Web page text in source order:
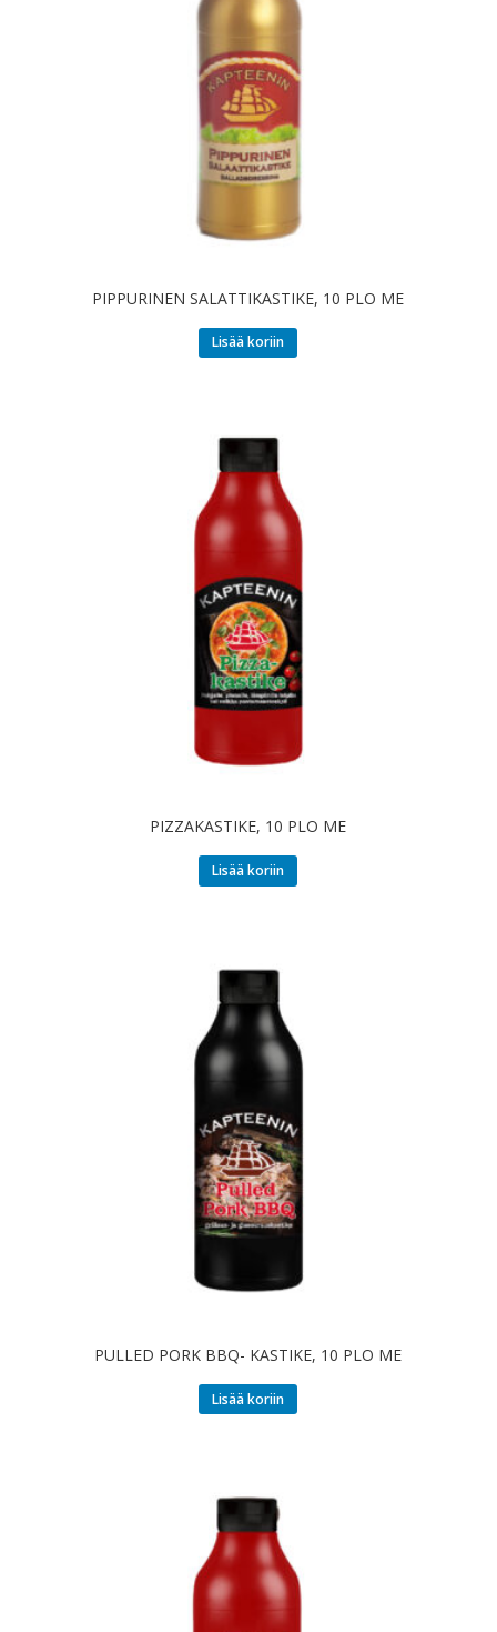
PIPPURINEN SALATTIKASTIKE, 10 PLO ME
Lisää koriin
PIZZAKASTIKE, 10 PLO ME
Lisää koriin
PULLED PORK BBQ- KASTIKE, 10 PLO ME
Lisää koriin